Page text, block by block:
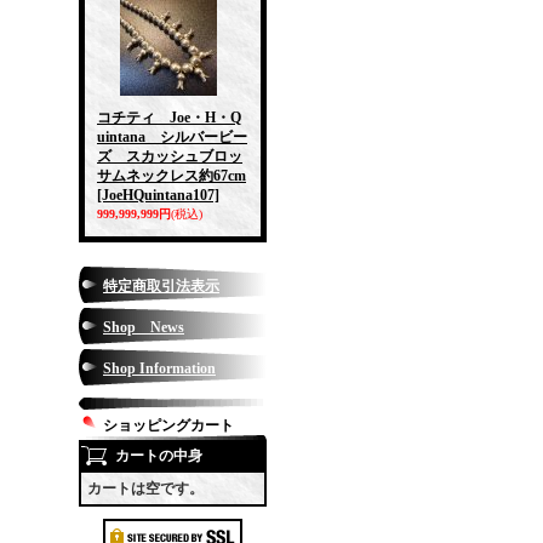
コチティ Joe・H・Q
uintana シルバービー
ズ スカッシュブロッ
サムネックレス約67cm
[JoeHQuintana107]
999,999,999円(税込)
特定商取引法表示
Shop News
Shop Information
ショッピングカート
カートの中身
カートは空です。